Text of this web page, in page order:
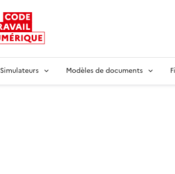
Simulateurs Modèles de documents